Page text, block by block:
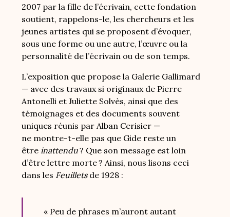
2007 par la fille de l’écrivain, cette fondation
soutient, rappelons-le, les chercheurs et les
jeunes artistes qui se proposent d’évoquer,
sous une forme ou une autre, l’œuvre ou la
personnalité de l’écrivain ou de son temps.
L’exposition que propose la Galerie Gallimard
— avec des travaux si originaux de Pierre
Antonelli et Juliette Solvès, ainsi que des
témoignages et des documents souvent
uniques réunis par Alban Cerisier —
ne montre-t-elle pas que Gide reste un
être inattendu? Que son message est loin
d’être lettre morte ? Ainsi, nous lisons ceci
dans les Feuillets de 1928 :
« Peu de phrases m’auront autant